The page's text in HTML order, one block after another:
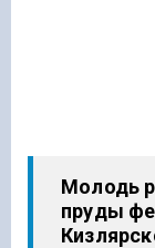
Молодь
пруды